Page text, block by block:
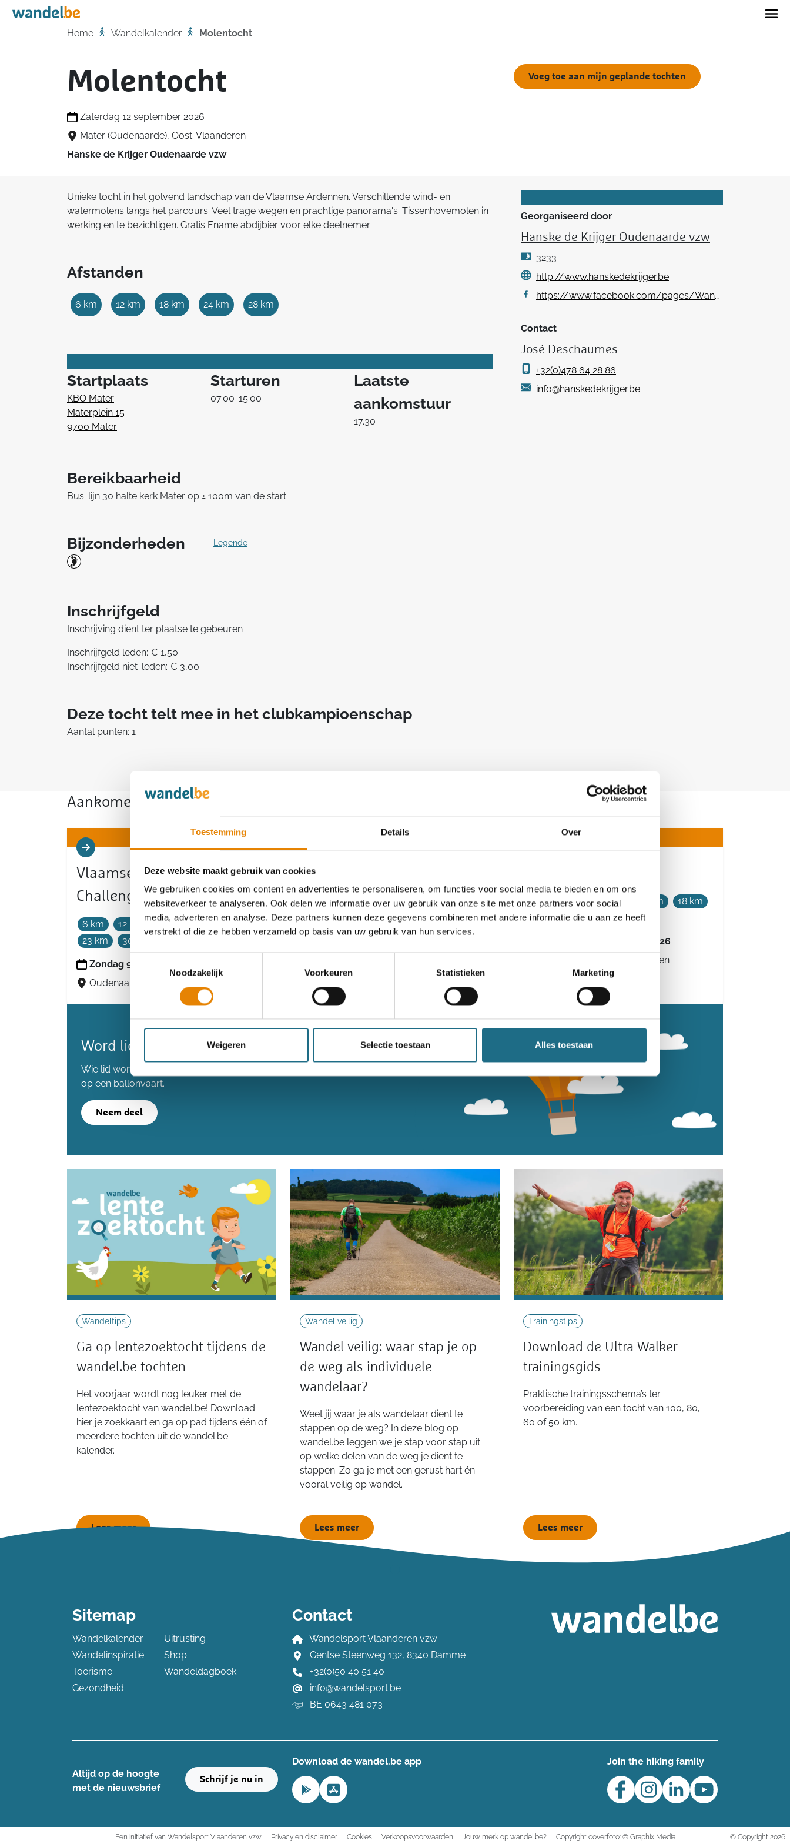
Toestemming Details Over
Deze website maakt gebruik van cookies
We gebruiken cookies om content en advertenties te personaliseren, om functies voor social media te bieden en om ons
websiteverkeer te analyseren. Ook delen we informatie over uw gebruik van onze site met onze partners voor social
media, adverteren en analyse. Deze partners kunnen deze gegevens combineren met andere informatie die u aan ze heeft
verstrekt of die ze hebben verzameld op basis van uw gebruik van hun services.
Noodzakelijk
Voorkeuren Statistieken Marketing
Weigeren Selectie toestaan Alles toestaan
Home
Home Wandelkalender Molentocht
Molentocht
Zaterdag 12 september 2026
Mater (Oudenaarde), Oost-Vlaanderen
Hanske de Krijger Oudenaarde vzw
Voeg toe aan mijn geplande tochten
Unieke tocht in het golvend landschap van de Vlaamse Ardennen. Verschillende wind- en
watermolens langs het parcours. Veel trage wegen en prachtige panorama's. Tissenhovemolen in
werking en te bezichtigen. Gratis Ename abdijbier voor elke deelnemer.
Afstanden
6 km 12 km 18 km 24 km 28 km
Startplaats
KBO Mater
Materplein 15
9700 Mater
Starturen
07.00-15.00
Laatste
aankomstuur
17.30
Bereikbaarheid
Bus: lijn 30 halte kerk Mater op ± 100m van de start.
Bijzonderheden Legende
Inschrijfgeld
Inschrijving dient ter plaatse te gebeuren
Inschrijfgeld leden: € 1,50
Inschrijfgeld niet-leden: € 3,00
Deze tocht telt mee in het clubkampioenschap
Aantal punten: 1
Georganiseerd door
Hanske de Krijger Oudenaarde vzw
3233
http://www.hanskedekrijger.be
https://www.facebook.com/pages/Wandelclub-Hanske-de-Krijger-Oudenaarde/313031752130441
Contact
José Deschaumes
+32(0)478 64 28 86
info@hanskedekrijger.be
Aankomende wandeltochten van deze club
Vlaamse Ardennen
Challenge - Walk & Shuttle
6 km 12 km 15 km
18 km
23 km
30 km
Zondag 9 augustus 2026
Oudenaarde, Oost-Vlaanderen
Muziekboswandeling
5 km 10 km 15 km
20 km
25 km
5 km 8 km 12 km 15 km
18 km
22 km
Woensdag 11 november 2026
Oudenaarde, Oost-Vlaanderen
Word lid en maak kans op een ballonvaart
Wie lid wordt voordat we de 80.000 leden bereiken kan kans maken
op een ballonvaart.
Neem deel
Wandeltips
Ga op lentezoektocht tijdens de
wandel.be tochten
Het voorjaar wordt nog leuker met de
lentezoektocht van wandel.be! Download
hier je zoekkaart en ga op pad tijdens één of
meerdere tochten uit de wandel.be
kalender.
Lees meer
Wandel veilig
Wandel veilig: waar stap je op
de weg als individuele
wandelaar?
Weet jij waar je als wandelaar dient te
stappen op de weg? In deze blog op
wandel.be leggen we je stap voor stap uit
op welke delen van de weg je dient te
stappen. Zo ga je met een gerust hart én
vooral veilig op wandel.
Lees meer
Trainingstips
Download de Ultra Walker
trainingsgids
Praktische trainingsschema’s ter
voorbereiding van een tocht van 100, 80,
60 of 50 km.
Lees meer
Sitemap
Wandelkalender
Wandelinspiratie
Toerisme
Gezondheid
Uitrusting
Shop
Wandeldagboek
Contact
Wandelsport Vlaanderen vzw
Gentse Steenweg 132, 8340 Damme
+32(0)50 40 51 40
info@wandelsport.be
BE 0643 481 073
Altijd op de hoogte ​
met de nieuwsbrief
Schrijf je nu in
Download de wandel.be app Join the hiking family
Een initiatief van Wandelsport Vlaanderen vzw Privacy en disclaimer Cookies Verkoopsvoorwaarden Jouw merk op wandel.be? Copyright coverfoto: © Graphix Media © Copyright 2026